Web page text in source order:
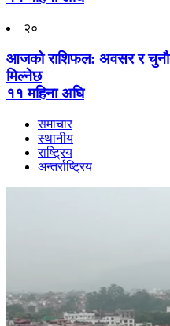
२०
आजको राशिफल: अवसर र
मिल्नेछ
११ महिना अघि
समाचार
स्थानीय
राष्ट्रिय
अन्तर्राष्ट्रिय